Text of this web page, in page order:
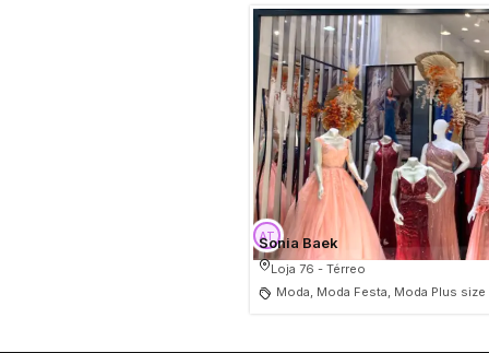
Sonia Baek
Loja 76 - Térreo
Moda, Moda Festa, Moda Plus size